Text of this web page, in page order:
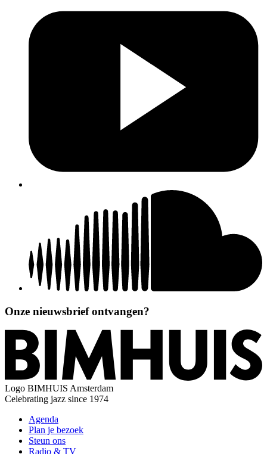
Onze nieuwsbrief ontvangen?
Logo BIMHUIS Amsterdam
Celebrating jazz since 1974
Agenda
Plan je bezoek
Steun ons
Radio & TV